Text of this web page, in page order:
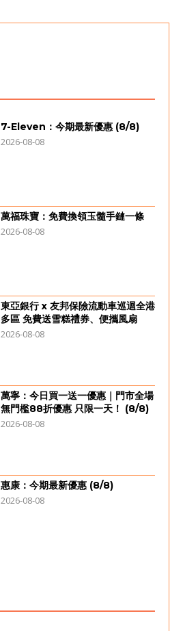
7-Eleven：今期最新優惠 (8/8)
2026-08-08
萬福珠寶：免費換領玉髓手鏈一條
2026-08-08
東亞銀行 x 友邦保險流動車巡迴全港
多區 免費送雪糕禮券、便攜風扇
2026-08-08
萬寧：今日買一送一優惠｜門市全場
無門檻88折優惠 只限一天！ (8/8)
2026-08-08
惠康：今期最新優惠 (8/8)
2026-08-08